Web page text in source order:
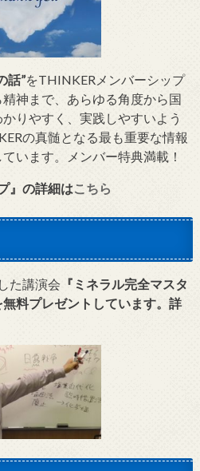
話”をTHINKERメンバーシップ
神まで、あらゆる角度から国
りやすく、実践しやすいよう
の真髄となる最も重要な情報
います。メンバー特典満載！
』 の詳細はこちら
た講演会 『ミネラル完全マスタ
料プレゼントしています。詳